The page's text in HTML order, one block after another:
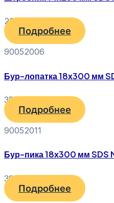
260
Подробнее
90052006
Бур-лопатка 18х300 мм
354
Подробнее
90052011
Бур-пика 18х300 мм SDS
394₽
Подробнее